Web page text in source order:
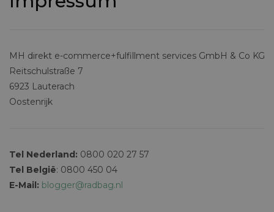
MH direkt e-commerce+fulfillment services GmbH & Co KG
Reitschulstraße 7
6923 Lauterach
Oostenrijk
Tel Nederland: 0800 020 27 57
Tel België: 0800 450 04
E-Mail: blogger@radbag.nl